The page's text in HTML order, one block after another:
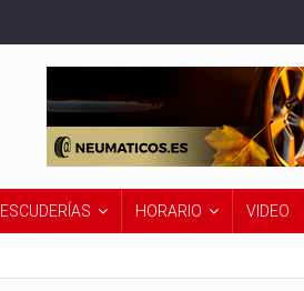
ESCUDERÍAS HORARIO VIDEO